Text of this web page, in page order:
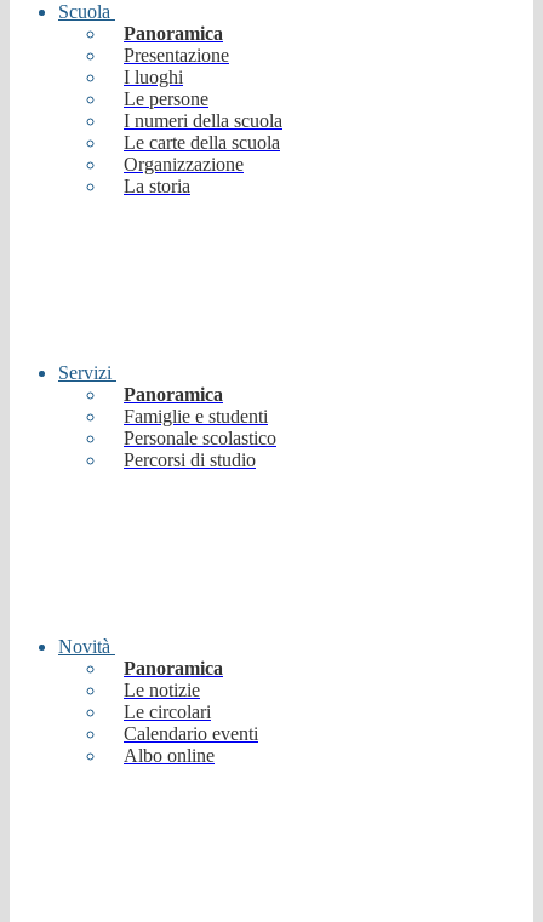
Scuola
Panoramica
Presentazione
I luoghi
Le persone
I numeri della scuola
Le carte della scuola
Organizzazione
La storia
Servizi
Panoramica
Famiglie e studenti
Personale scolastico
Percorsi di studio
Novità
Panoramica
Le notizie
Le circolari
Calendario eventi
Albo online